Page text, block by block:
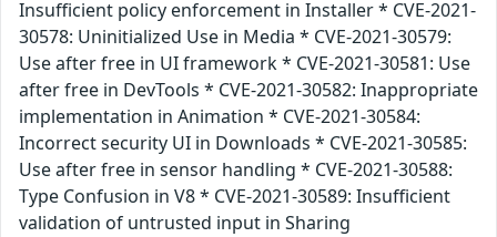
Insufficient policy enforcement in Installer * CVE-2021-
30578: Uninitialized Use in Media * CVE-2021-30579:
Use after free in UI framework * CVE-2021-30581: Use
after free in DevTools * CVE-2021-30582: Inappropriate
implementation in Animation * CVE-2021-30584:
Incorrect security UI in Downloads * CVE-2021-30585:
Use after free in sensor handling * CVE-2021-30588:
Type Confusion in V8 * CVE-2021-30589: Insufficient
validation of untrusted input in Sharing